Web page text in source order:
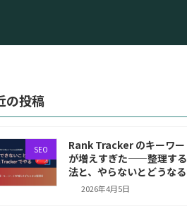
の投稿
SEO
Rank Tracker のキーワー
が増えすぎた——整理す
法と、やらないとどうな
2026年4月5日